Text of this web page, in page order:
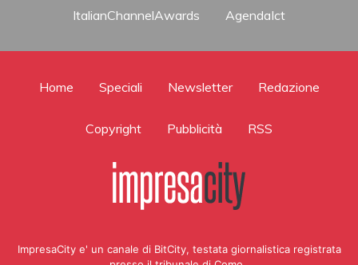
ItalianChannelAwards
AgendaIct
Home Speciali Newsletter Redazione
Copyright Pubblicità RSS
ImpresaCity e' un canale di BitCity, testata giornalistica registrata